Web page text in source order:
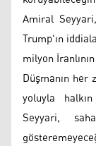
Amiral
Trump'ın
milyon
Düşmanın
yoluyla
Seyyari,